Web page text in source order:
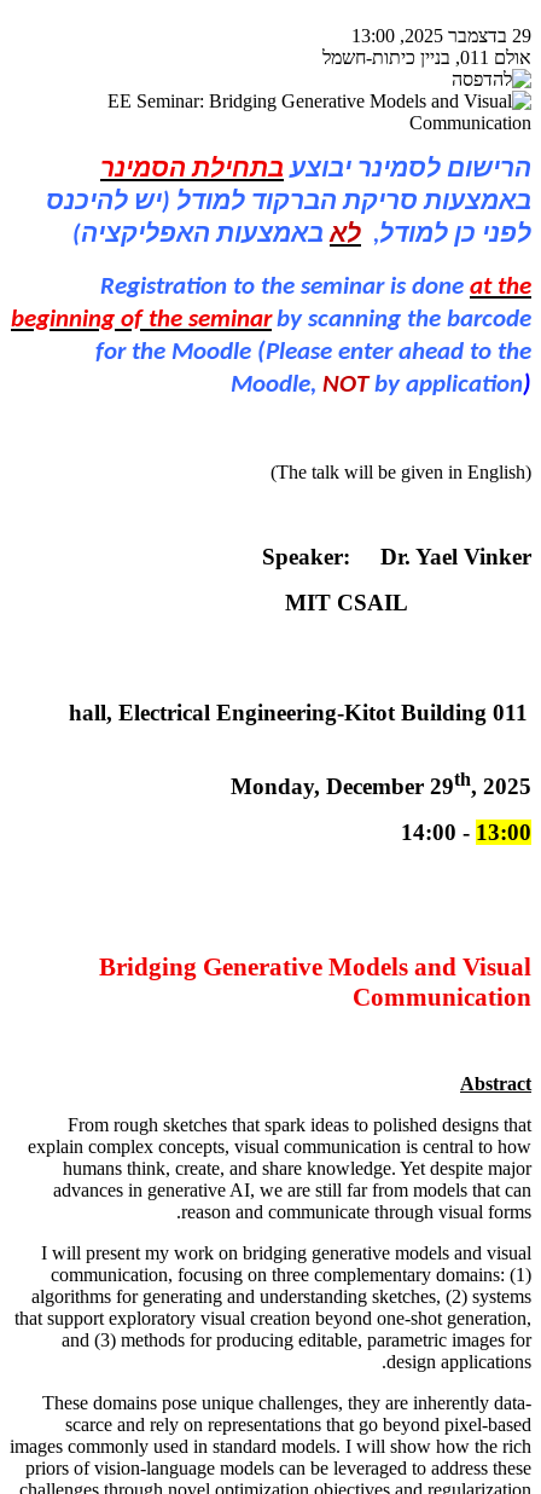
29 בדצמבר 2025, 13:00
אולם 011, בניין כיתות-חשמל
הרישום לסמינר יבוצע בתחילת הסמינר
באמצעות סריקת הברקוד למודל (יש להיכנס
לפני כן למודל, לא באמצעות האפליקציה)
Registration to the seminar is done at the
beginning of the seminarby scanning the barcode
for the Moodle (Please enter ahead to the
Moodle, NOTby application)
(The talk will be given in English)
Speaker: Dr. Yael Vinker
011 hall, Electrical Engineering-Kitot Building‏
Monday, December 29th, 2025
13:00
- 14:00
Bridging Generative Models and Visual
Communication
Abstract
From rough sketches that spark ideas to polished designs that
explain complex concepts, visual communication is central to how
humans think, create, and share knowledge. Yet despite major
advances in generative AI, we are still far from models that can
reason and communicate through visual forms.
I will present my work on bridging generative models and visual
communication, focusing on three complementary domains: (1)
algorithms for generating and understanding sketches, (2) systems
that support exploratory visual creation beyond one-shot generation,
and (3) methods for producing editable, parametric images for
design applications.
These domains pose unique challenges, they are inherently data-
scarce and rely on representations that go beyond pixel-based
images commonly used in standard models. I will show how the rich
priors of vision-language models can be leveraged to address these
challenges through novel optimization objectives and regularization